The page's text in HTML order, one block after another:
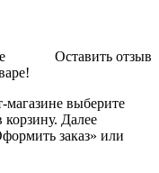
Оставить отзыв
выберите
корзину. Далее
заказ» или